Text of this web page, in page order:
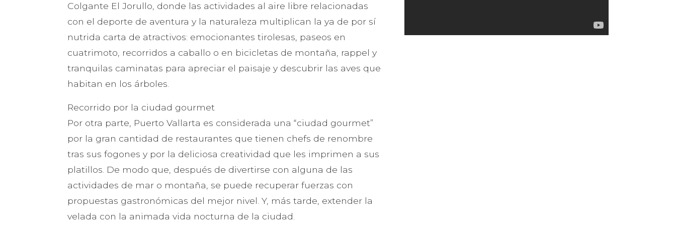
Colgante El Jorullo, donde las actividades al aire libre relacionadas
con el deporte de aventura y la naturaleza multiplican la ya de por sí
nutrida carta de atractivos: emocionantes tirolesas, paseos en
cuatrimoto, recorridos a caballo o en bicicletas de montaña, rappel y
tranquilas caminatas para apreciar el paisaje y descubrir las aves que
habitan en los árboles.
Recorrido por la ciudad gourmet
Por otra parte, Puerto Vallarta es considerada una “ciudad gourmet”
por la gran cantidad de restaurantes que tienen chefs de renombre
tras sus fogones y por la deliciosa creatividad que les imprimen a sus
platillos. De modo que, después de divertirse con alguna de las
actividades de mar o montaña, se puede recuperar fuerzas con
propuestas gastronómicas del mejor nivel. Y, más tarde, extender la
velada con la animada vida nocturna de la ciudad.